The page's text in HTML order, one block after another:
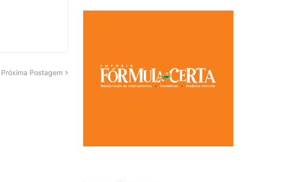
Próxima Postagem